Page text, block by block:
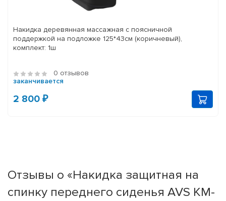
Накидка деревянная массажная с поясничной
поддержкой на подложке 125*43см (коричневый),
комплект: 1ш
0 отзывов
заканчивается
2 800 ₽
Отзывы о «Накидка защитная на
спинку переднего сиденья AVS KM-